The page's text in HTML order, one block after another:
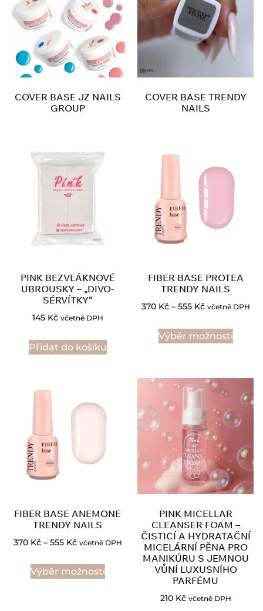
COVER BASE JZ NAILS
GROUP
COVER BASE TRENDY
NAILS
PINK BEZVLÁKNOVÉ
UBROUSKY – „DIVO-
SÉRVÍTKY“
145 Kč včetně DPH
Přidat do košíku
FIBER BASE PROTEA
TRENDY NAILS
370 Kč – 555 Kč včetně DPH
Výběr možností
FIBER BASE ANEMONE
TRENDY NAILS
370 Kč – 555 Kč včetně DPH
Výběr možností
PINK MICELLAR
CLEANSER FOAM –
ČISTICÍ A HYDRATAČNÍ
MICELÁRNÍ PĚNA PRO
MANIKÚRU S JEMNOU
VŮNÍ LUXUSNÍHO
PARFÉMU
210 Kč včetně DPH